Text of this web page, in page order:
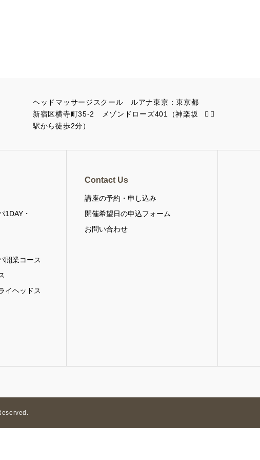
ヘッドマッサージスクール ルアナ東京：東京都
新宿区横寺町35-2 メゾンドローズ401（神楽坂
駅から徒歩2分）
1DAY・
開業コース
イヘッドス
Contact Us
講座の予約・申し込み
開催希望日の申込フォーム
お問い合わせ